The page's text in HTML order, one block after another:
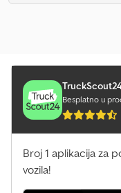
Besplatno u
Broj 1 aplikacija za
vozila!